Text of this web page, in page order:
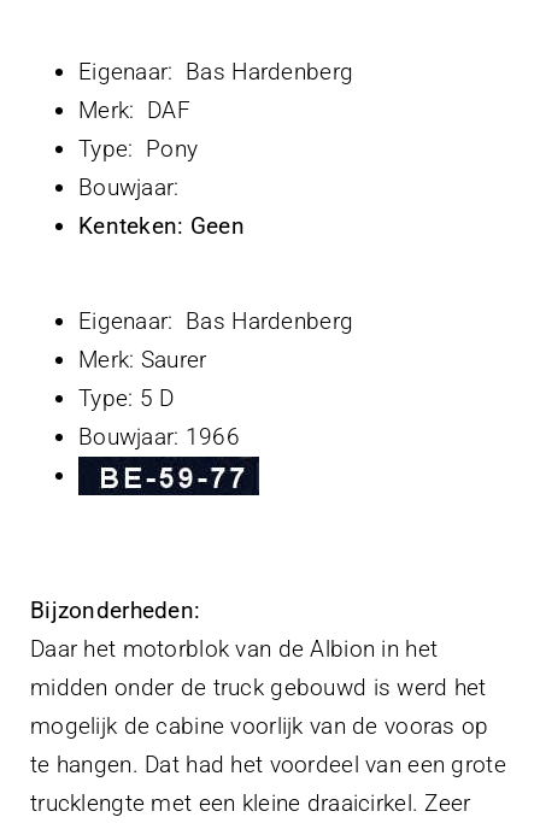
Eigenaar: Bas Hardenberg
Merk: DAF
Type: Pony
Bouwjaar:
Kenteken: Geen
Eigenaar: Bas Hardenberg
Merk: Saurer
Type: 5 D
Bouwjaar: 1966
Bijzonderheden:
Daar het motorblok van de Albion in het
midden onder de truck gebouwd is werd het
mogelijk de cabine voorlijk van de vooras op
te hangen. Dat had het voordeel van een grote
trucklengte met een kleine draaicirkel. Zeer